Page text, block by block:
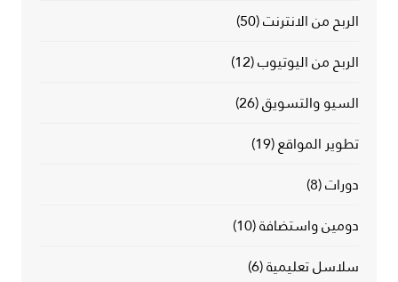
الربح من الانترنت(50)
الربح من اليوتيوب(12)
السيو والتسويق(26)
تطوير المواقع(19)
دورات(8)
دومين واستضافة(10)
سلاسل تعليمية(6)